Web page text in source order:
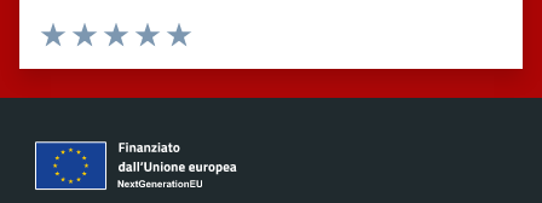
Valuta 5 stelle su 5
Valuta 4 stelle su 5
Valuta 3 stelle su 5
Valuta 2 stelle su 5
Valuta 1 stelle su 5